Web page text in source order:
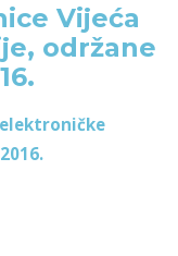
Vijeća
održane
elektroničke